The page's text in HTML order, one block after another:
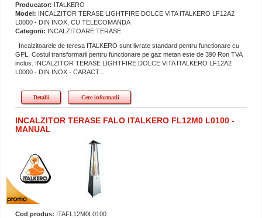
Producator: ITALKERO
Model: INCALZITOR TERASE LIGHTFIRE DOLCE VITA ITALKERO LF12A2
L0000 - DIN INOX, CU TELECOMANDA
Categorii: INCALZITOARE TERASE
Incalzitoarele de teresa ITALKERO sunt livrate standard pentru functionare cu
GPL. Costul transformarii pentru functionare pe gaz metan este de 390 Ron TVA
inclus. INCALZITOR TERASE LIGHTFIRE DOLCE VITA ITALKERO LF12A2
L0000 - DIN INOX - CARACT...
Detalii Cere informatii
INCALZITOR TERASE FALO ITALKERO FL12M0 L0100 -
MANUAL
Cod produs: ITAFL12M0L0100